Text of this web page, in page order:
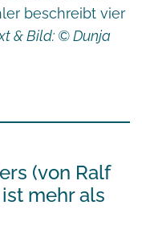
beschreibt vier
& Bild: © Dunja
(von Ralf
mehr als